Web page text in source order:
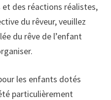
des réactions réalistes,
du rêveur, veuillez
du rêve de l’enfant
les enfants dotés
particulièrement